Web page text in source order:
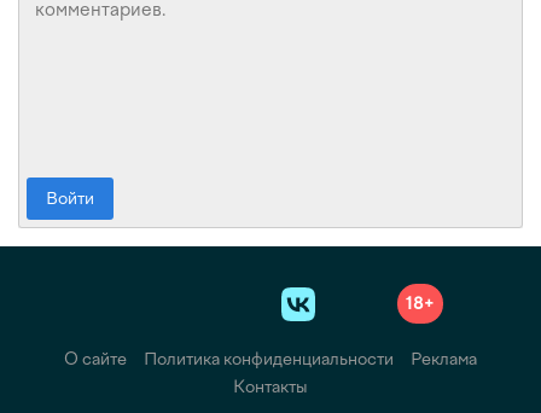
Войти
18+
О сайте Политика конфиденциальности
Реклама
Контакты